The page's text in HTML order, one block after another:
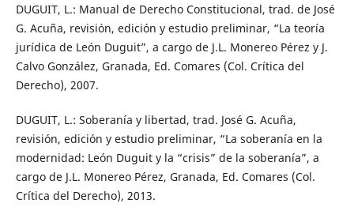
DUGUIT, L.: Manual de Derecho Constitucional, trad. de José
G. Acuña, revisión, edición y estudio preliminar, “La teoría
jurídica de León Duguit”, a cargo de J.L. Monereo Pérez y J.
Calvo González, Granada, Ed. Comares (Col. Crítica del
Derecho), 2007.
DUGUIT, L.: Soberanía y libertad, trad. José G. Acuña,
revisión, edición y estudio preliminar, “La soberanía en la
modernidad: León Duguit y la “crisis” de la soberanía”, a
cargo de J.L. Monereo Pérez, Granada, Ed. Comares (Col.
Crítica del Derecho), 2013.